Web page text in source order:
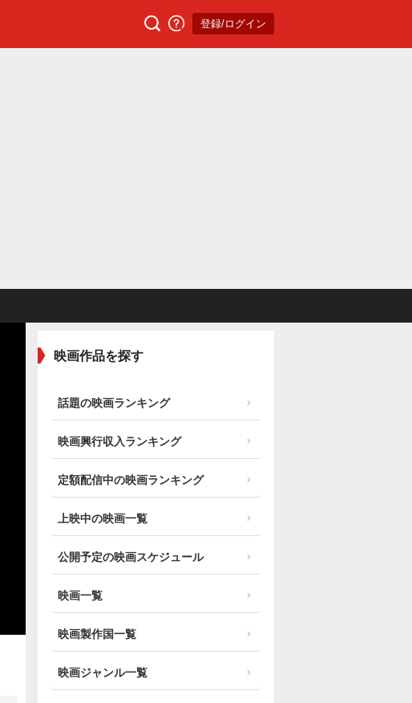
登録/ログイン
映画作品を探す
話題の映画ランキング
映画興行収入ランキング
定額配信中の映画ランキング
上映中の映画一覧
公開予定の映画スケジュール
映画一覧
映画製作国一覧
映画ジャンル一覧